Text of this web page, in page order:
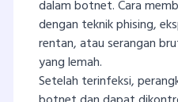
dalam botnet. Cara
dengan teknik phising,
rentan, atau serangan
yang lemah.
Setelah terinfeksi,